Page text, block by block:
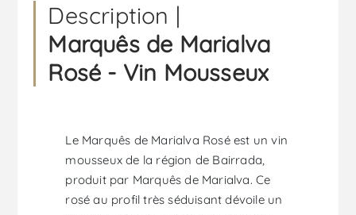
Description |
Marquês de Marialva
Rosé - Vin Mousseux
Le Marquês de Marialva Rosé est un vin
mousseux de la région de Bairrada,
produit par Marquês de Marialva. Ce
rosé au profil très séduisant dévoile un